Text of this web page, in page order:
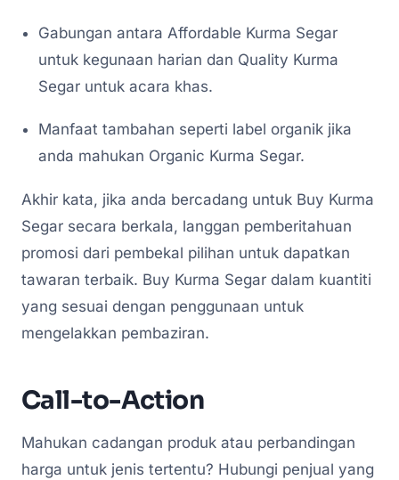
Gabungan antara Affordable Kurma Segar
untuk kegunaan harian dan Quality Kurma
Segar untuk acara khas.
Manfaat tambahan seperti label organik jika
anda mahukan Organic Kurma Segar.
Akhir kata, jika anda bercadang untuk Buy Kurma
Segar secara berkala, langgan pemberitahuan
promosi dari pembekal pilihan untuk dapatkan
tawaran terbaik. Buy Kurma Segar dalam kuantiti
yang sesuai dengan penggunaan untuk
mengelakkan pembaziran.
Call-to-Action
Mahukan cadangan produk atau perbandingan
harga untuk jenis tertentu? Hubungi penjual yang